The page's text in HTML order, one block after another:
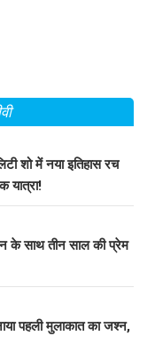
शो में नया इतिहास रच
यात्रा!
के साथ तीन साल की प्रेम
पहली मुलाकात का जश्न,